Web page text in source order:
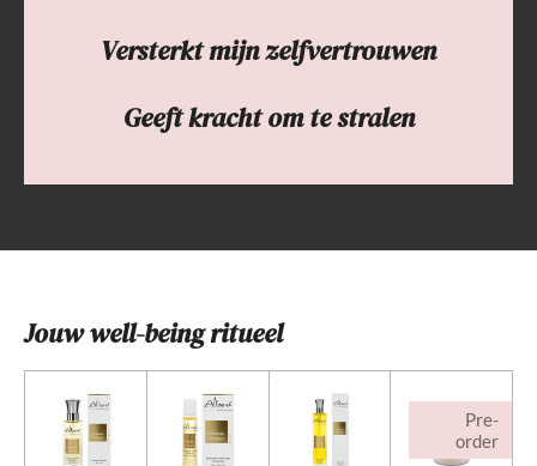
Versterkt mijn zelfvertrouwen
Geeft kracht om te stralen
Jouw well-being ritueel
Pre-
order